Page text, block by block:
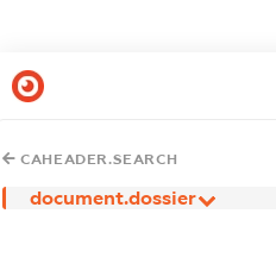
CAHEADER.SEARCH
document.dossier